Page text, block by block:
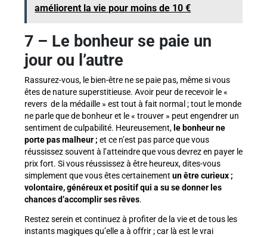
améliorent la vie pour moins de 10 €
7 – Le bonheur se paie un
jour ou l’autre
Rassurez-vous, le bien-être ne se paie pas, même si vous
êtes de nature superstitieuse. Avoir peur de recevoir le «
revers de la médaille » est tout à fait normal ; tout le monde
ne parle que de bonheur et le « trouver » peut engendrer un
sentiment de culpabilité. Heureusement, le bonheur ne
porte pas malheur ; et ce n’est pas parce que vous
réussissez souvent à l’atteindre que vous devrez en payer le
prix fort. Si vous réussissez à être heureux, dites-vous
simplement que vous êtes certainement un être curieux ;
volontaire, généreux et positif qui a su se donner les
chances d’accomplir ses rêves.
Restez serein et continuez à profiter de la vie et de tous les
instants magiques qu’elle a à offrir ; car là est le vrai